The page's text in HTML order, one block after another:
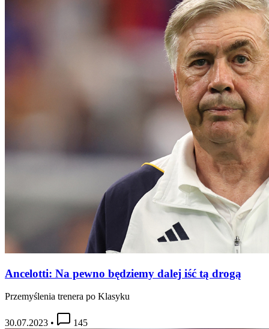
Ancelotti: Na pewno będziemy dalej iść tą drogą
Przemyślenia trenera po Klasyku
30.07.2023 • 145